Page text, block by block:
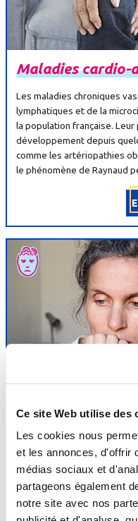
Ce site Web utilise des
Les cookies nous
et les annonces, d'offrir
médias sociaux et
partageons également
notre site avec nos
Maladiescardio-
Les maladies chroniques
lymphatiques et de la
la population française.
développement depuis
comme les artériopathies
le phénomène de Raynaud
Affections
L’efficacité de la médecine
traitement des affections
anxieux généralisé, la
out, les troubles
sommeil mais aussi dans la
benzodiazépines. La cure